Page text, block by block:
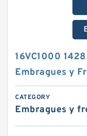
16VC1000
Embragues y
CATEGORY
Embragues y